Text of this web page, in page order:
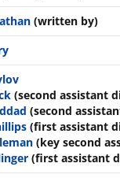
(written by)
(second assistant
(second
(first assistant
(key second
(first assistant